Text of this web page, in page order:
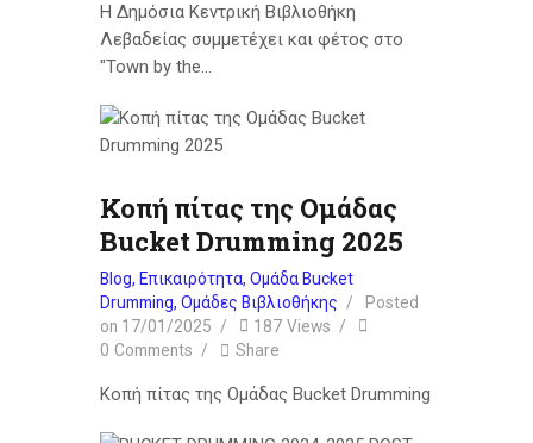
Η Δημόσια Κεντρική Βιβλιοθήκη
Λεβαδείας συμμετέχει και φέτος στο
"Town by the…
Κοπή πίτας της Ομάδας
Bucket Drumming 2025
Blog, Επικαιρότητα, Ομάδα Bucket
Drumming, Ομάδες Βιβλιοθήκης
Posted
on 17/01/2025 187 Views
0 Comments Share
Κοπή πίτας της Ομάδας Bucket Drumming